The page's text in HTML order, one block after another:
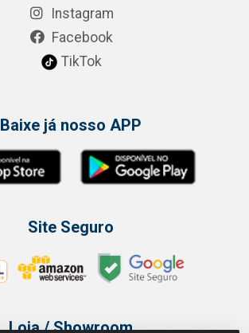
Instagram
Facebook
TikTok
Baixe já nosso APP
Site Seguro
Loja / Showroom